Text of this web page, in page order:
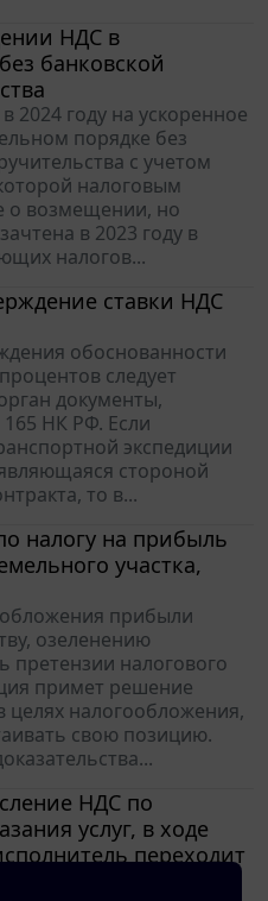
НДС в
банковской
году на ускоренное
порядке без
с учетом
налоговым
о возмещении, но
в 2023 году в
налогов...
ставки НДС
обоснованности
следует
документы,
НК РФ. Если
экспедиции
стороной
то в...
налогу на прибыль
участка,
прибыли
озеленению
претензии налогового
примет решение
целях налогообложения,
свою позицию.
НДС по
услуг, в ходе
переходит
на УСН